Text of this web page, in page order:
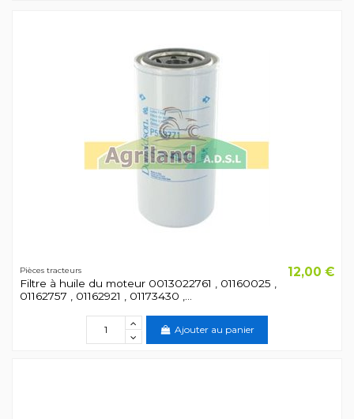
Pièces tracteurs
Filtre à huile du moteur 0013022761 , 01160025 ,
01162757 , 01162921 , 01173430 ,...
12,00 €
Ajouter au panier